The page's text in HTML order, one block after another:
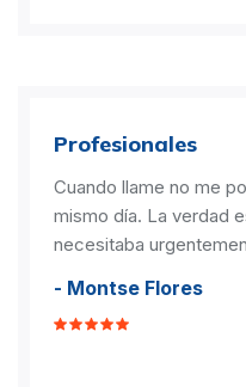
Profesionales
Cuando llame no me
mismo día. La verdad
necesitaba
- Montse Flores